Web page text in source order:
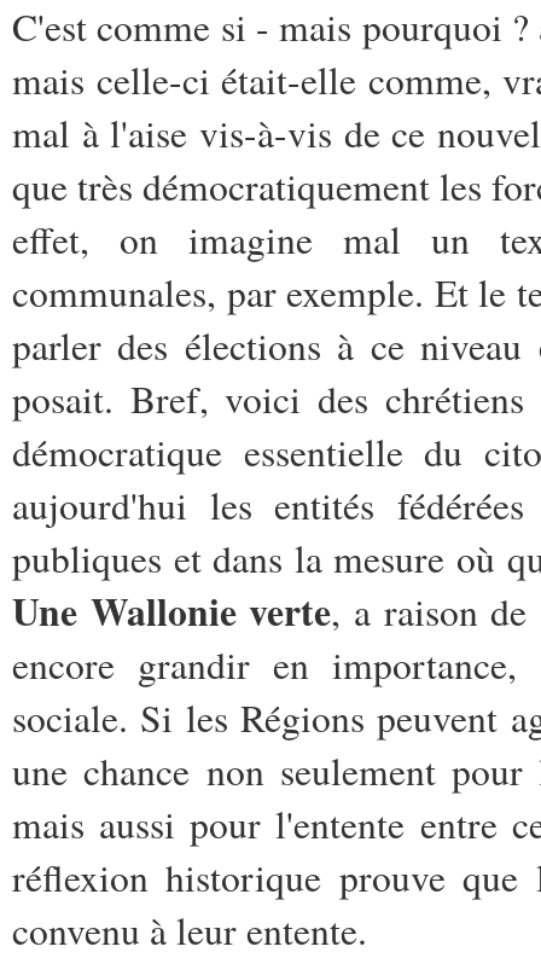
C'est comme si - mais pourquoi
mais celle-ci était-elle comme,
mal à l'aise vis-à-vis de ce
que très démocratiquement les
effet, on imagine mal un
communales, par exemple. Et le
parler des élections à ce
posait. Bref, voici des
démocratique essentielle du
aujourd'hui les entités
publiques et dans la mesure où
Une Wallonie verte, a raison
encore grandir en
sociale. Si les Régions peuvent
une chance non seulement
mais aussi pour l'entente entre
réflexion historique prouve que
convenu à leur entente.